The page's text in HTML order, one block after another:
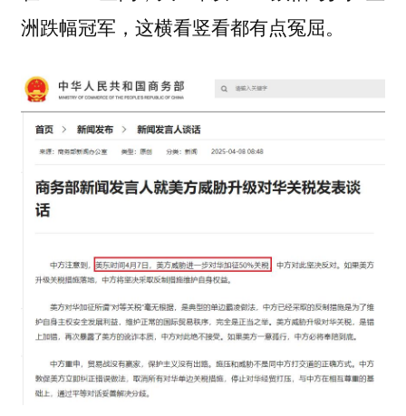
洲跌幅冠军，这横看竖看都有点冤屈。